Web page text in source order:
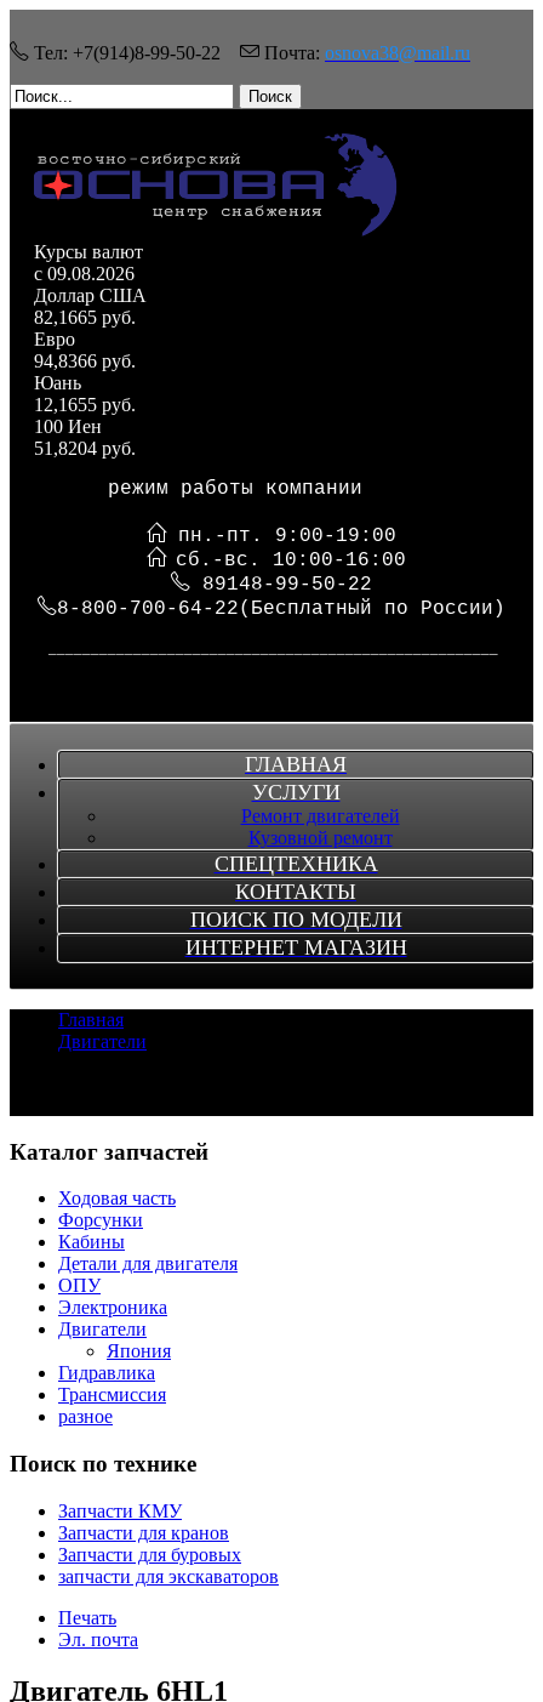
Тел: +7(914)8-99-50-22 Почта: osnova38@mail.ru
Поиск
Курсы валют
c 09.08.2026
Доллар США
82,1665 руб.
Евро
94,8366 руб.
Юань
12,1655 руб.
100 Иен
51,8204 руб.
режим работы компании
пн.-пт. 9:00-19:00
сб.-вс. 10:00-16:00
89148-99-50-22
8-800-700-64-22(Бесплатный по России)
ГЛАВНАЯ
УСЛУГИ
Ремонт двигателей
Кузовной ремонт
СПЕЦТЕХНИКА
КОНТАКТЫ
ПОИСК ПО МОДЕЛИ
ИНТЕРНЕТ МАГАЗИН
Главная
Двигатели
Каталог запчастей
Ходовая часть
Форсунки
Кабины
Детали для двигателя
ОПУ
Электроника
Двигатели
Япония
Гидравлика
Трансмиссия
разное
Поиск по технике
Запчасти КМУ
Запчасти для кранов
Запчасти для буровых
запчасти для экскаваторов
Печать
Эл. почта
Двигатель 6HL1